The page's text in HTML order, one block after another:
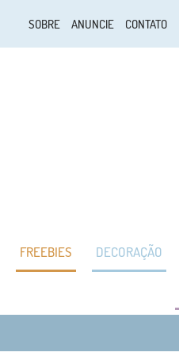
SOBRE ANUNCIE CONTATO
FREEBIES DECORAÇÃO